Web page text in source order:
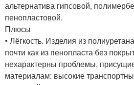
альтернатива гипсовой,
пенопластовой.
Плюсы
• Лёгкость. Изделия из
почти как из пенопласта без
нехарактерны проблемы,
материалам: высокие